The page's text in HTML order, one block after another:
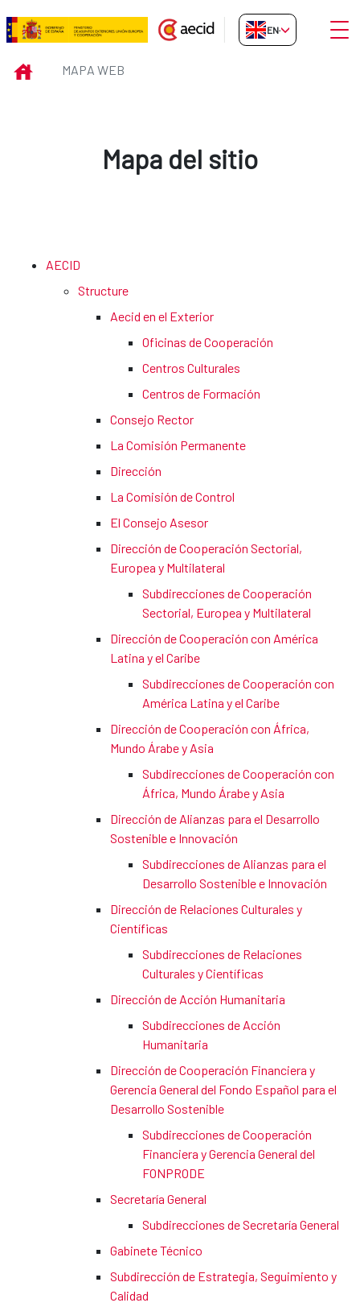
Skip to Main Content
Mapa web
EN-GB
INICIOMAPA WEB
Mapa del sitio
AECID
Structure
Aecid en el Exterior
Oficinas de Cooperación
Centros Culturales
Centros de Formación
Consejo Rector
La Comisión Permanente
Dirección
La Comisión de Control
El Consejo Asesor
Dirección de Cooperación Sectorial,
Europea y Multilateral
Subdirecciones de Cooperación
Sectorial, Europea y Multilateral
Dirección de Cooperación con América
Latina y el Caribe
Subdirecciones de Cooperación con
América Latina y el Caribe
Dirección de Cooperación con África,
Mundo Árabe y Asia
Subdirecciones de Cooperación con
África, Mundo Árabe y Asia
Dirección de Alianzas para el Desarrollo
Sostenible e Innovación
Subdirecciones de Alianzas para el
Desarrollo Sostenible e Innovación
Dirección de Relaciones Culturales y
Científicas
Subdirecciones de Relaciones
Culturales y Científicas
Dirección de Acción Humanitaria
Subdirecciones de Acción
Humanitaria
Dirección de Cooperación Financiera y
Gerencia General del Fondo Español para el
Desarrollo Sostenible
Subdirecciones de Cooperación
Financiera y Gerencia General del
FONPRODE
Secretaría General
Subdirecciones de Secretaría General
Gabinete Técnico
Subdirección de Estrategia, Seguimiento y
Calidad